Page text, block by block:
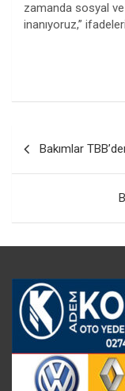
zamanda sosyal
inanıyoruz,”
Bakımlar